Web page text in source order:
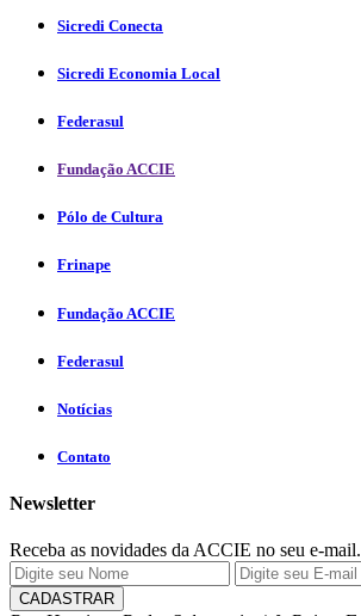
Sicredi Conecta
Sicredi Economia Local
Federasul
Fundação ACCIE
Pólo de Cultura
Frinape
Fundação ACCIE
Federasul
Notícias
Contato
Newsletter
Receba as novidades da ACCIE no seu e-mail.